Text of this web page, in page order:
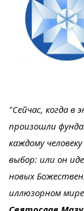
"Сейчас, когда в
произошли
каждому
выбор: или он
новых
иллюзорном